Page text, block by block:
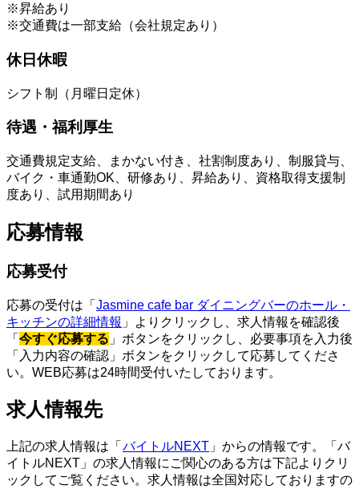
※昇給あり
※交通費は一部支給（会社規定あり）
休日休暇
シフト制（月曜日定休）
待遇・福利厚生
交通費規定支給、まかない付き、社割制度あり、制服貸与、
バイク・車通勤OK、研修あり、昇給あり、資格取得支援制
度あり、試用期間あり
応募情報
応募受付
応募の受付は「 Jasmine cafe bar ダイニングバーのホール・
キッチンの詳細情報 」よりクリックし、求人情報を確認後
「 今すぐ応募する 」ボタンをクリックし、必要事項を入力後
「入力内容の確認」ボタンをクリックして応募してくださ
い。WEB応募は24時間受付いたしております。
求人情報先
上記の求人情報は「 バイトルNEXT 」からの情報です。「バ
イトルNEXT」の求人情報にご関心のある方は下記よりクリ
ックしてご覧ください。求人情報は全国対応しておりますの